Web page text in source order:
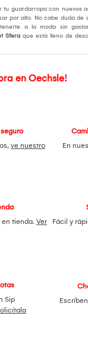
tu guardarropa con nuevos
por alto. No cabe duda de
a la moda sin
Sfera que está lleno de
en Oechsle!
ve nuestro
En
tienda. Ver
Fácil y
Sip